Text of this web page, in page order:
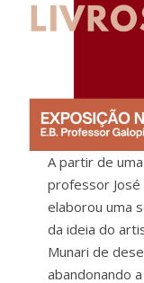
A partir de
professor José
elaborou uma
da ideia do
Munari de
abandonando